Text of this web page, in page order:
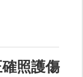
照護傷